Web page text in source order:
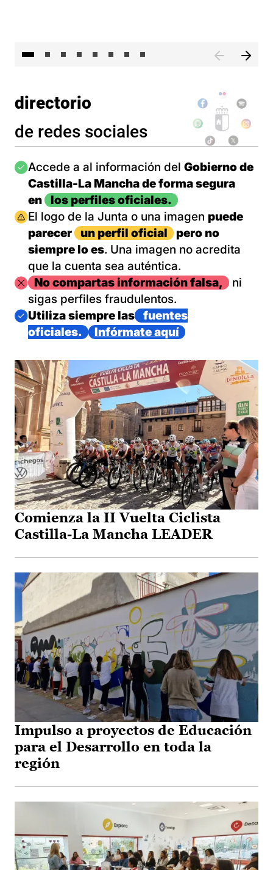
directorio
de redes sociales
Imagen
Accede a al información del Gobierno de
Castilla-La Mancha de forma segura
en
los perfiles oficiales.
Imagen
El logo de la Junta o una imagen puede
parecer
un perfil oficial
pero no
siempre lo es. Una imagen no acredita
que la cuenta sea auténtica.
ImagenNo compartas información falsa,
ni
sigas perfiles fraudulentos.
Imagen
Utiliza siempre las
fuentes
oficiales.
Infórmate aquí
Comienza la II Vuelta Ciclista
Castilla-La Mancha LEADER
Impulso a proyectos de Educación
para el Desarrollo en toda la
región